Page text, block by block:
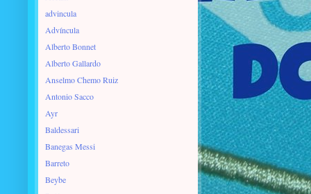
advincula
Advíncula
Alberto Bonnet
Alberto Gallardo
Anselmo Chemo Ruiz
Antonio Sacco
Ayr
Baldessari
Banegas Messi
Barreto
Beybe